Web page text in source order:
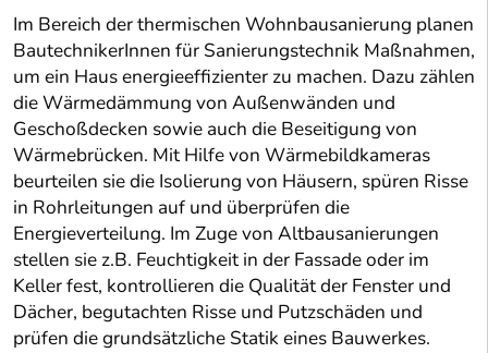
Im Bereich der thermischen Wohnbausanierung planen
BautechnikerInnen für Sanierungstechnik Maßnahmen,
um ein Haus energieeffizienter zu machen. Dazu zählen
die Wärmedämmung von Außenwänden und
Geschoßdecken sowie auch die Beseitigung von
Wärmebrücken. Mit Hilfe von Wärmebildkameras
beurteilen sie die Isolierung von Häusern, spüren Risse
in Rohrleitungen auf und überprüfen die
Energieverteilung. Im Zuge von Altbausanierungen
stellen sie z.B. Feuchtigkeit in der Fassade oder im
Keller fest, kontrollieren die Qualität der Fenster und
Dächer, begutachten Risse und Putzschäden und
prüfen die grundsätzliche Statik eines Bauwerkes.